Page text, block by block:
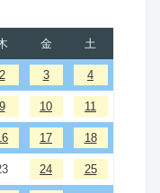
金 土
2 3 4
9 10 11
17 18
24 25